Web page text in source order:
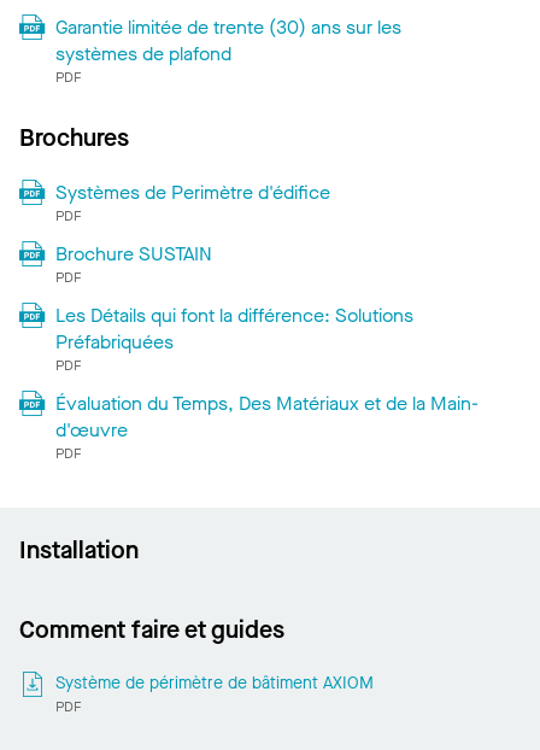
Garantie limitée de trente (30) ans sur les
systèmes de plafond
PDF
Brochures
Systèmes de Perimètre d'édifice
PDF
Brochure SUSTAIN
PDF
Les Détails qui font la différence: Solutions
Préfabriquées
PDF
Évaluation du Temps, Des Matériaux et de la Main-
d'œuvre
PDF
Installation
Comment faire et guides
Système de périmètre de bâtiment AXIOM
PDF